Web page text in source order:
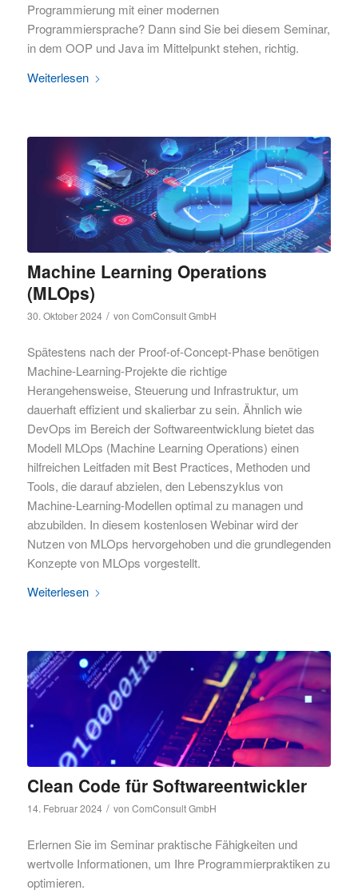
Programmierung mit einer modernen
Programmiersprache? Dann sind Sie bei diesem Seminar,
in dem OOP und Java im Mittelpunkt stehen, richtig.
Weiterlesen
Machine Learning Operations
(MLOps)
30. Oktober 2024 / von ComConsult GmbH
Spätestens nach der Proof-of-Concept-Phase benötigen
Machine-Learning-Projekte die richtige
Herangehensweise, Steuerung und Infrastruktur, um
dauerhaft effizient und skalierbar zu sein. Ähnlich wie
DevOps im Bereich der Softwareentwicklung bietet das
Modell MLOps (Machine Learning Operations) einen
hilfreichen Leitfaden mit Best Practices, Methoden und
Tools, die darauf abzielen, den Lebenszyklus von
Machine-Learning-Modellen optimal zu managen und
abzubilden. In diesem kostenlosen Webinar wird der
Nutzen von MLOps hervorgehoben und die grundlegenden
Konzepte von MLOps vorgestellt.
Weiterlesen
Clean Code für Softwareentwickler
14. Februar 2024 / von ComConsult GmbH
Erlernen Sie im Seminar praktische Fähigkeiten und
wertvolle Informationen, um Ihre Programmierpraktiken zu
optimieren.